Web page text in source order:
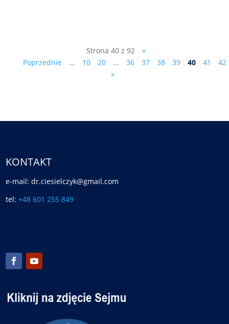
Strona 40 z 92
«
Poprzednie
... 10 20 ... 36 37 38 39 40 41
42
»
KONTAKT
e-mail: dr.ciesielczyk@gmail.com
tel:+48 601 255 849